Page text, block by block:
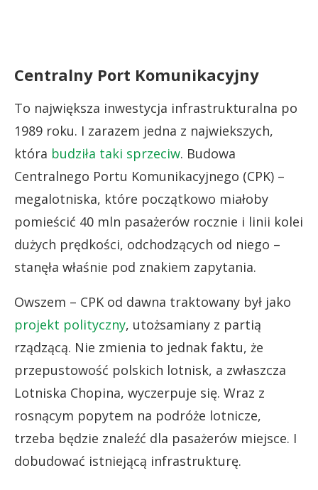
Centralny Port Komunikacyjny
To największa inwestycja infrastrukturalna po
1989 roku. I zarazem jedna z najwiekszych,
która budziła taki sprzeciw. Budowa
Centralnego Portu Komunikacyjnego (CPK) –
megalotniska, które początkowo miałoby
pomieścić 40 mln pasażerów rocznie i linii kolei
dużych prędkości, odchodzących od niego –
stanęła właśnie pod znakiem zapytania.
Owszem – CPK od dawna traktowany był jako
projekt polityczny, utożsamiany z partią
rządzącą. Nie zmienia to jednak faktu, że
przepustowość polskich lotnisk, a zwłaszcza
Lotniska Chopina, wyczerpuje się. Wraz z
rosnącym popytem na podróże lotnicze,
trzeba będzie znaleźć dla pasażerów miejsce. I
dobudować istniejącą infrastrukturę.